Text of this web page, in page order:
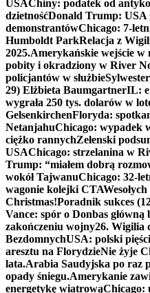
USAChiny: podatek od
dzietnośćDonald Trump: USA
demonstrantówChicago: 7-
Humboldt ParkRelacja z
2025.Amerykańskie wejście w
pobity i okradziony w River
policjantów w służbie
29) Elżbieta BaumgartnerIL:
wygrała 250 tys. dolarów w
GelsenkirchenFloryda:
NetanjahuChicago: wypadek
ciężko rannychZełenski
USAChicago: strzelanina w
Trump: “miałem dobrą
wokół TajwanuChicago: 32-
wagonie kolejki CTA
Christmas!Poradnik sukces
Vance: spór o Donbas
zakończeniu wojny26. Wigilia
BezdomnychUSA: polski
aresztu na FlorydzieNie żyje
lata.Arabia Saudyjska po raz
opady śniegu.Amerykanie
energetykę wiatrowąChicago: